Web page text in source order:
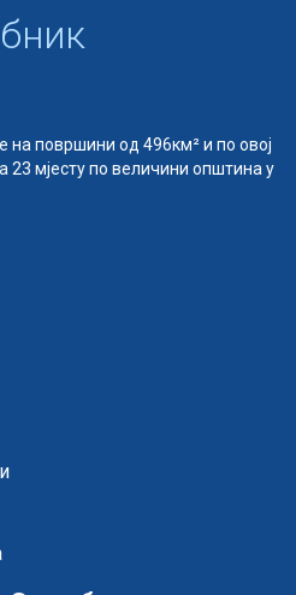
на површини од 496км² и по овој
23 мјесту по величини општина у